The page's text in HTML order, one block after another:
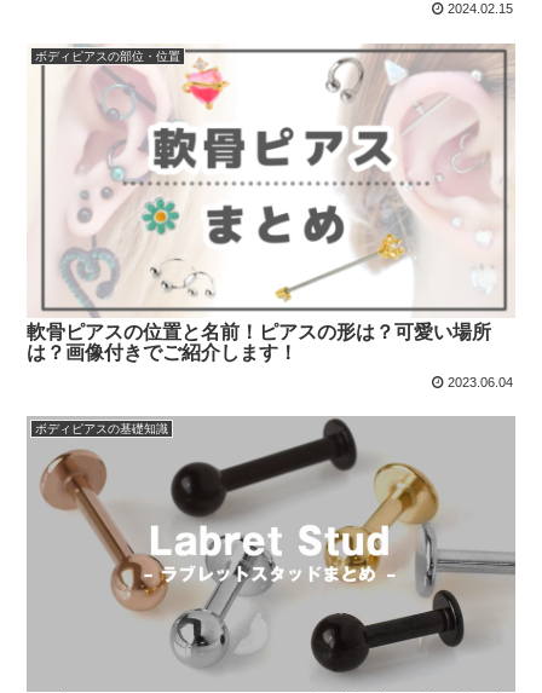
2024.02.15
ボディピアスの部位・位置
軟骨ピアスの位置と名前！ピアスの形は？可愛い場所
は？画像付きでご紹介します！
2023.06.04
ボディピアスの基礎知識